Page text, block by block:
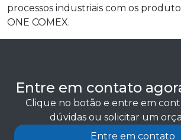
processos industriais com os
ONE COMEX.
Entre em contato
Clique no botão e entre em
dúvidas ou solicitar um
Entre em contato